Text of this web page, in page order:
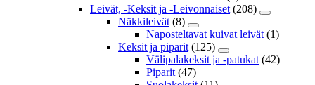
Leivät, -Keksit ja -Leivonnaiset (208)
Näkkileivät (8)
Naposteltavat kuivat leivät (1)
Keksit ja piparit (125)
Välipalakeksit ja -patukat (42)
Piparit (47)